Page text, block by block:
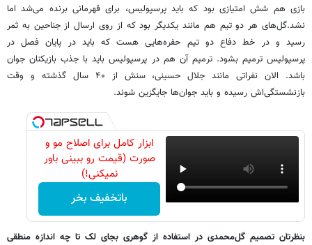
بازی هم شش امتیازی بود که باید پرسپولیس، برای قهرمانی برنده می‌شد اما
نشد.گل‌های هر دو تیم هم مانند یکدیگر بود که از روی ارسال از جناحین به ثمر
رسید و در خط دفاع دو تیم حفره‌هایی هست که باید در پایان فصل در
پرسپولیس ترمیم بشود. ترمیم آن هم در پرسپولیس باید با جذب بازیکنان جوان
باشد. الان نفراتی مانند جلال حسینی، سنش از ۴۰ سال گذشته و وقت
بازنشستگی‌اش رسیده و باید جوان‌ها جایگزین شوند.
ابزار کامل برای اصلاح مو و
صورت (قیمت رو ببینی باور
نمیکنی!)
باتخفیف بخر
بنظرتان تصمیم گل‌محمدی در استفاده از گوهری بجای لک تا چه اندازه منطقی